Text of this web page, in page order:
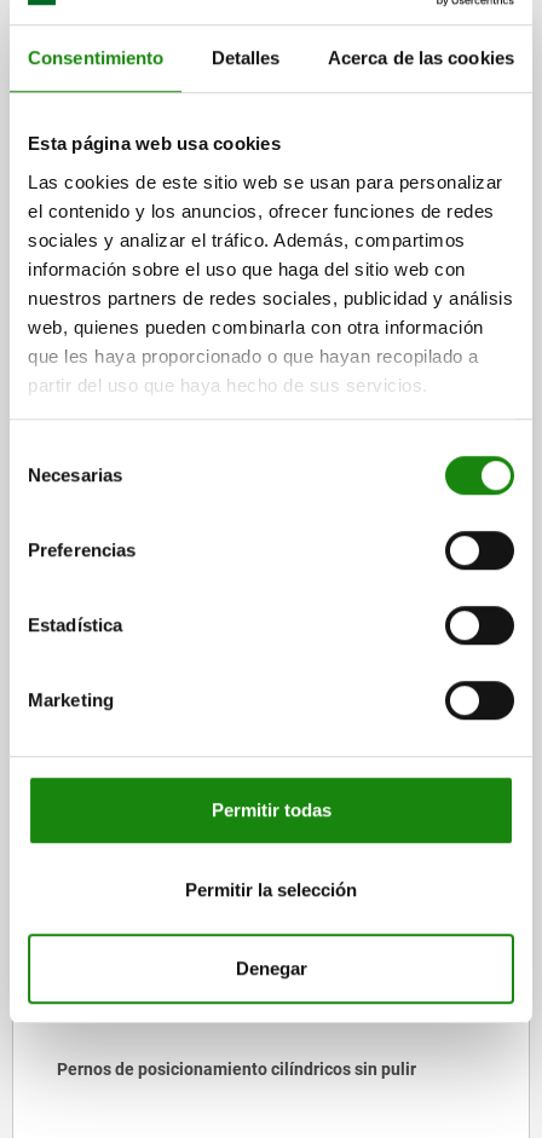
Consentimiento Detalles Acerca de las cookies
Esta página web usa cookies
Las cookies de este sitio web se usan para personalizar
el contenido y los anuncios, ofrecer funciones de redes
sociales y analizar el tráfico. Además, compartimos
información sobre el uso que haga del sitio web con
nuestros partners de redes sociales, publicidad y análisis
web, quienes pueden combinarla con otra información
que les haya proporcionado o que hayan recopilado a
partir del uso que haya hecho de sus servicios.
Necesarias
Preferencias
Estadística
Marketing
Permitir todas
Permitir la selección
Denegar
CASQUILLO RECEPTOR PARA CILINDRO DE
TEMPLE+REVENI. NIQUELADO
ALTURA=9,5 DIÁMETRO=16,1 DIÁMETRO EXTERIOR=25 D2=24,6
D3=44
D4=5,5 D5=9,5 D6=M5 D7=34 D8=24,8 D9=45
H1=11
H2=7 H3=4 H4=7,5 H5=10
Referencia:03162-16
$1,654.00
Otros clientes también
compraron
Kit de reparación para cilindros de